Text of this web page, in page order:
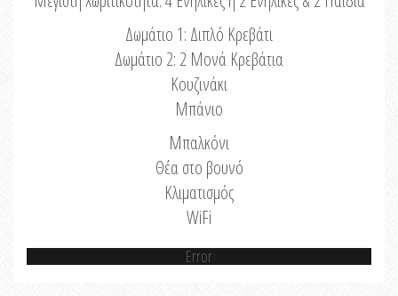
Δωμάτιο 1: Διπλό Κρεβάτι
Δωμάτιο 2: 2 Μονά Κρεβάτια
Κουζινάκι
Μπάνιο
Μπαλκόνι
Θέα στο βουνό
Κλιματισμός
WiFi
Error